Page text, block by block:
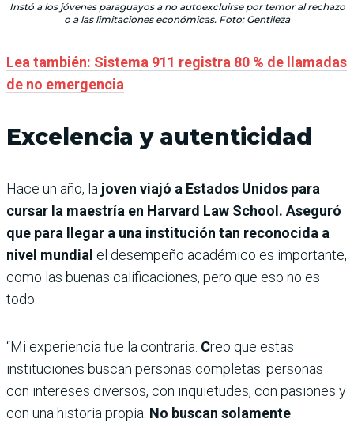
Instó a los jóvenes paraguayos a no autoexcluirse por temor al rechazo
o a las limitaciones económicas. Foto: Gentileza
Lea también: Sistema 911 registra 80 % de llamadas
de no emergencia
Excelencia y autenticidad
Hace un año, la joven viajó a Estados Unidos para
cursar la maestría en Harvard Law School. Aseguró
que para llegar a una institución tan reconocida a
nivel mundial el desempeño académico es importante,
como las buenas calificaciones, pero que eso no es
todo.
“Mi experiencia fue la contraria. Creo que estas
instituciones buscan personas completas: personas
con intereses diversos, con inquietudes, con pasiones y
con una historia propia. No buscan solamente